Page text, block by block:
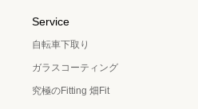
Service
自転車下取り
ガラスコーティング
究極のFitting 畑Fit